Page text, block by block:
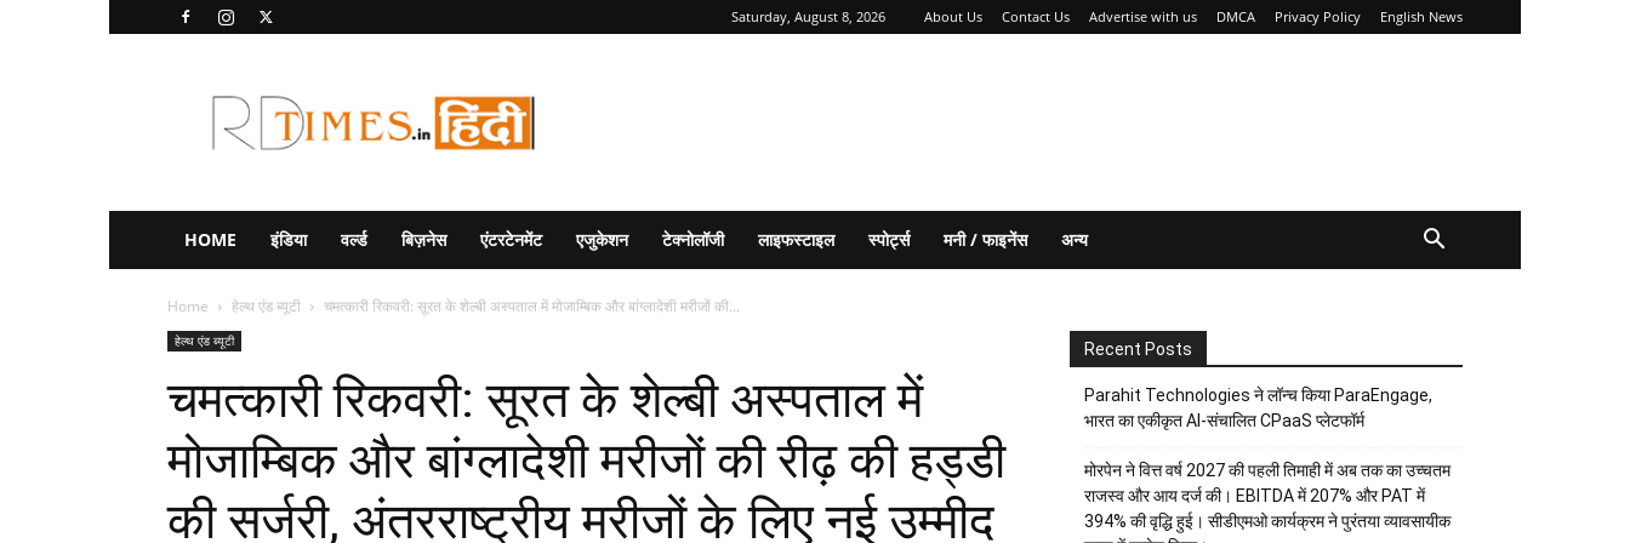
Saturday, August 8, 2026 About Us Contact Us Advertise with us DMCA Privacy Policy English News
Times
Hindi
HOME इंडिया वर्ल्ड बिज़नेस एंटरटेनमेंट एजुकेशन टेक्नोलॉजी लाइफस्टाइल स्पोर्ट्स मनी / फाइनेंस अन्य
Home हेल्थ एंड ब्यूटी चमत्कारी रिकवरी: सूरत के शेल्बी अस्पताल में मोजाम्बिक और बांग्लादेशी मरीजों की...
हेल्थ एंड ब्यूटी
चमत्कारी रिकवरी: सूरत के शेल्बी अस्पताल में
मोजाम्बिक और बांग्लादेशी मरीजों की रीढ़ की हड्डी
की सर्जरी, अंतरराष्ट्रीय मरीजों के लिए नई उम्मीद
Recent Posts
Parahit Technologies ने लॉन्च किया ParaEngage,
भारत का एकीकृत AI-संचालित CPaaS प्लेटफॉर्म
मोरपेन ने वित्त वर्ष 2027 की पहली तिमाही में अब तक का उच्चतम
राजस्व और आय दर्ज की। EBITDA में 207% और PAT में
394% की वृद्धि हुई। सीडीएमओ कार्यक्रम ने पुरंतया व्यावसायीक